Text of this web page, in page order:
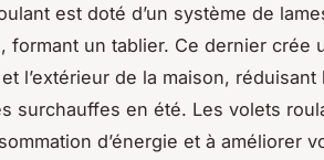
est doté d’un système de
formant un tablier. Ce dernier crée
et l’extérieur de la maison,
surchauffes en été. Les volets
d’énergie et à améliorer